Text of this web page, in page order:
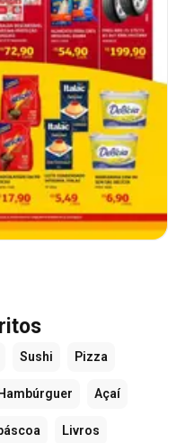
Sushi Pizza
Hambúrguer Açaí
Livros